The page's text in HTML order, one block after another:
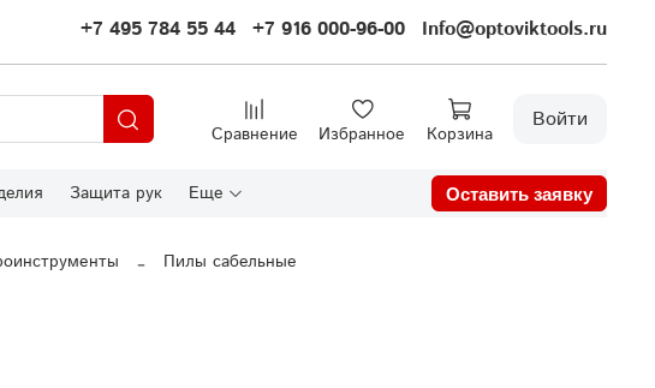
+7 495 784 55 44 +7 916 000-96-00 Info@optoviktools.ru
Сравнение Избранное Корзина
Войти
Защита рук Еще Оставить заявку
Пилы сабельные